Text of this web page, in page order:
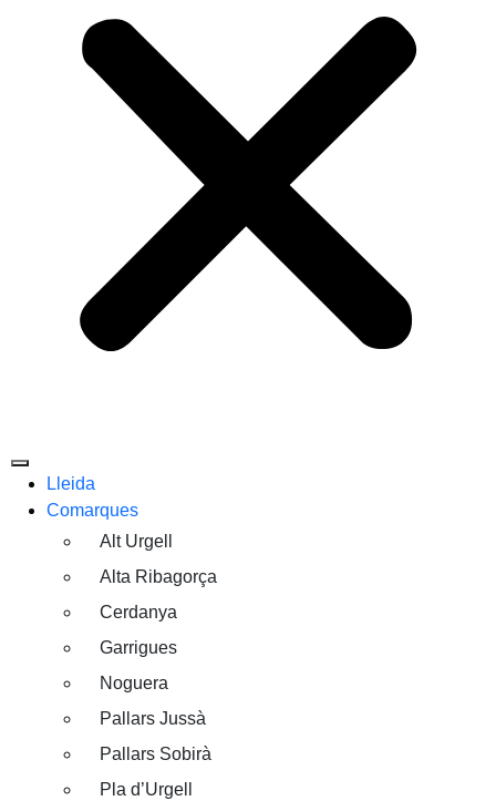
Lleida
Comarques
Alt Urgell
Alta Ribagorça
Cerdanya
Garrigues
Noguera
Pallars Jussà
Pallars Sobirà
Pla d’Urgell